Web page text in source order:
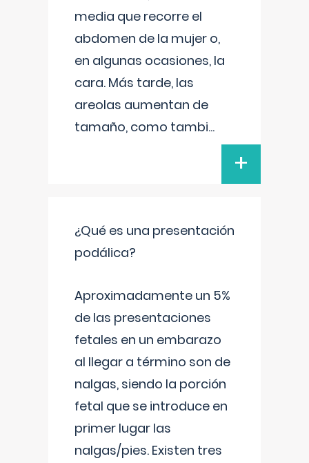
media que recorre el
abdomen de la mujer o,
en algunas ocasiones, la
cara. Más tarde, las
areolas aumentan de
tamaño, como tambi...
+
¿Qué es una presentación
podálica?
Aproximadamente un 5%
de las presentaciones
fetales en un embarazo
al llegar a término son de
nalgas, siendo la porción
fetal que se introduce en
primer lugar las
nalgas/pies. Existen tres